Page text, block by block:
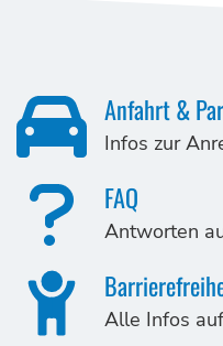
Anfahrt &
Infos zur
FAQ
Antworten
Alle Infos